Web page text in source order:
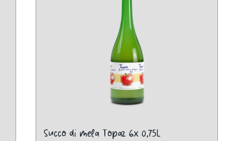
Succo di mela Topaz 6x 0,75L